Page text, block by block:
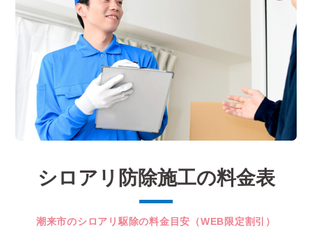
シロアリ防除施工の料金表
潮来市のシロアリ駆除の料金目安（WEB限定割引）